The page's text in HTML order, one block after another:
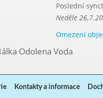
Poslední
Neděle
Omezení
Odolena Voda
Kontakty a informace